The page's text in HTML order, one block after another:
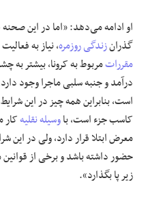
او ادامه می‌دهد: «اما در این صحنه
گذرانزندگی روزمره، نیاز به
مقرراتمربوط به کرونا، بیشتر به
درآمد و جنبه سلبی ماجرا وجود
است، بنابراین همه ‌چیز در این
کاسب جزء است، باوسیله نقلیه
معرض ابتلا قرار دارد، ولی در این
حضور داشته باشد و برخی از
زیر پا بگذارد».